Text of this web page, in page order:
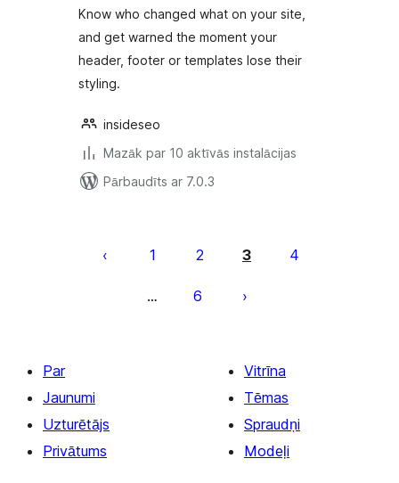
Know who changed what on your site,
and get warned the moment your
header, footer or templates lose their
styling.
insideseo
Mazāk par 10 aktīvās instalācijas
Pārbaudīts ar 7.0.3
numerācija
lappusēm
1 2 3 4
… 6
Par
Jaunumi
Uzturētājs
Privātums
Vitrīna
Tēmas
Spraudņi
Modeļi